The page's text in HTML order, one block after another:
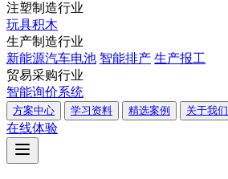
注塑制造行业
玩具积木
生产制造行业
新能源汽车电池 智能排产 生产报工
贸易采购行业
智能询价系统
方案中心 学习资料 精选案例 关于我们
在线体验